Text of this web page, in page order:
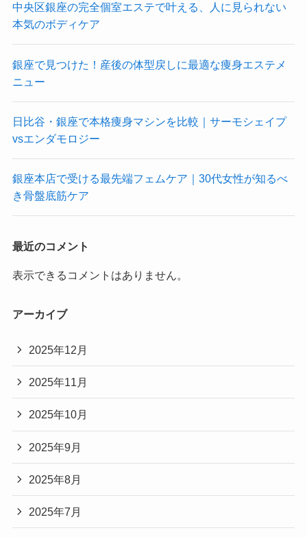
中央区銀座の完全個室エステで叶える、人に見られない
本気のボディケア
銀座で見つけた！産後の体型戻しに最適な痩身エステメ
ニュー
日比谷・銀座で本格痩身マシンを比較｜サーモシェイプ
vsエンダモロジー
銀座本店で受ける最先端フェムケア｜30代女性が知るべ
き骨盤底筋ケア
最近のコメント
表示できるコメントはありません。
アーカイブ
2025年12月
2025年11月
2025年10月
2025年9月
2025年8月
2025年7月